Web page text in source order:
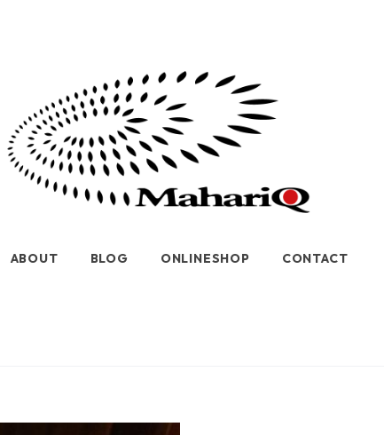
ABOUT BLOG ONLINESHOP CONTACT